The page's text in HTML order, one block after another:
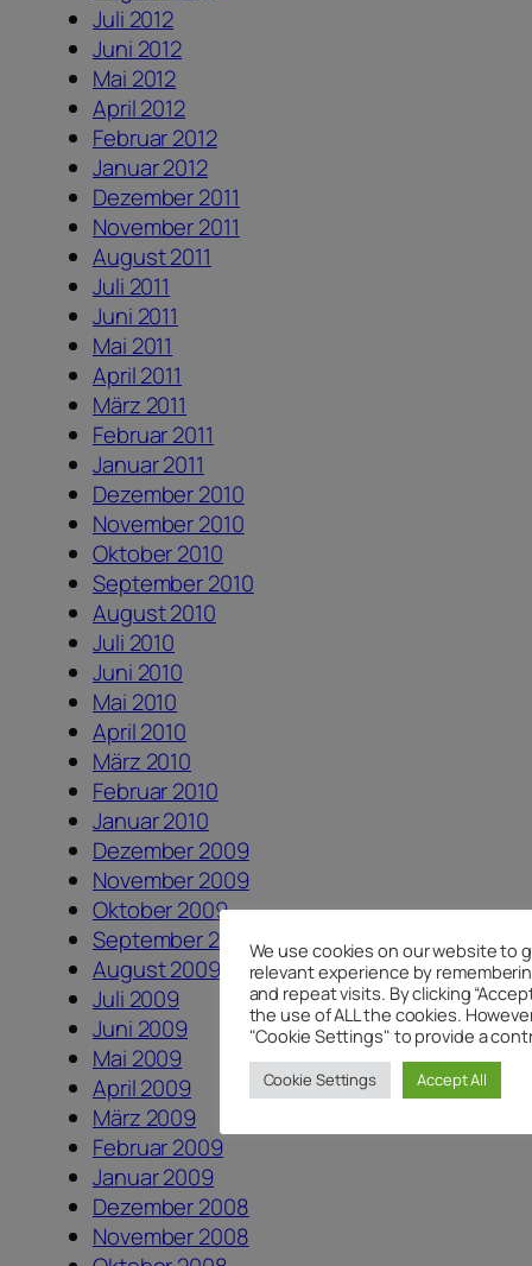
Juli 2012
Juni 2012
Mai 2012
April 2012
Februar 2012
Januar 2012
Dezember 2011
November 2011
August 2011
Juli 2011
Juni 2011
Mai 2011
April 2011
März 2011
Februar 2011
Januar 2011
Dezember 2010
November 2010
Oktober 2010
September 2010
August 2010
Juli 2010
Juni 2010
Mai 2010
April 2010
März 2010
Februar 2010
Januar 2010
Dezember 2009
November 2009
Oktober 2009
September 2009
August 2009
Juli 2009
Juni 2009
Mai 2009
April 2009
März 2009
Februar 2009
Januar 2009
Dezember 2008
November 2008
We use cookies on our website to
relevant experience by
and repeat visits. By clicking
the use of ALL the cookies.
"Cookie Settings" to provide a
Cookie Settings Accept All